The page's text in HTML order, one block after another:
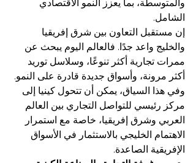
والمتوسطة، بما يعزز النمو الاقتصادي
الشامل.
إن مستقبل التعاون بين شرق إفريقيا
والخليج واعد جدًا. فالعالم اليوم يبحث عن
ممرات تجارية أكثر تنوعًا، وسلاسل توريد
أكثر مرونة، وأسواق جديدة قادرة على النمو.
وفي هذا السياق، يمكن أن تتحول كينيا إلى
مركز رئيسي للتواصل التجاري بين العالم
العربي وشرق إفريقيا، خاصة مع استمرار
الاهتمام الخليجي بالاستثمار في الأسواق
الإفريقية الصاعدة.